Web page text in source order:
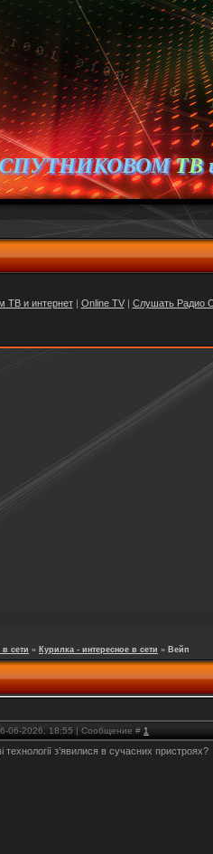
ТВ
ТВ и интернет| Online TV| Слушать Радио
в сети » Курилка - интересное в сети » Вейп
06-2026, 18:55 | Сообщение # 1
технології з’явилися в сучасних пристроях?